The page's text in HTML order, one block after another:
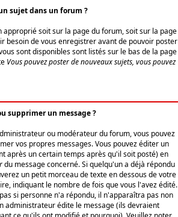
sujet dans un forum ?
approprié soit sur la page du forum, soit sur la page
besoin de vous enregistrer avant de pouvoir poster
sont disponibles sont listés sur le bas de la page
Vous pouvez poster de nouveaux sujets, vous pouvez
supprimer un message ?
ou modérateur du forum, vous pouvez
vos propres messages. Vous pouvez éditer un
après un certain temps après qu'il soit posté) en
du message concerné. Si quelqu'un a déjà répondu
un petit morceau de texte en dessous de votre
indiquant le nombre de fois que vous l'avez édité.
si personne n'a répondu, il n'apparaîtra pas non
administrateur édite le message (ils devraient